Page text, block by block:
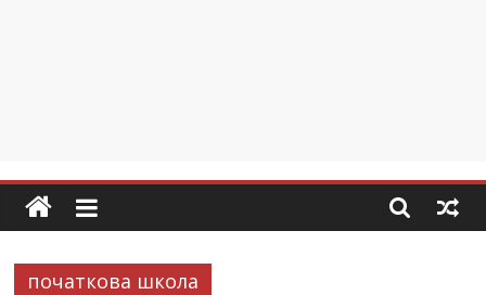
початкова школа